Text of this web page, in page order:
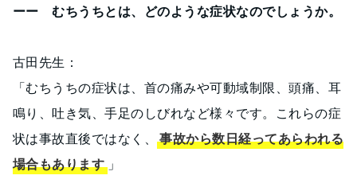
ーー むちうちとは、どのような症状なのでしょうか。
古田先生：
「むちうちの症状は、首の痛みや可動域制限、頭痛、耳
鳴り、吐き気、手足のしびれなど様々です。これらの症
状は事故直後ではなく、事故から数日経ってあらわれる
場合もあります」